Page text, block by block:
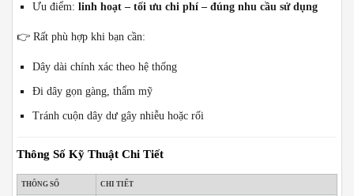
Ưu điểm: linh hoạt – tối ưu chi phí – đúng nhu cầu sử dụng
👉 Rất phù hợp khi bạn cần:
Dây dài chính xác theo hệ thống
Đi dây gọn gàng, thẩm mỹ
Tránh cuộn dây dư gây nhiễu hoặc rối
Thông Số Kỹ Thuật Chi Tiết
THÔNG SỐ CHI TIẾT